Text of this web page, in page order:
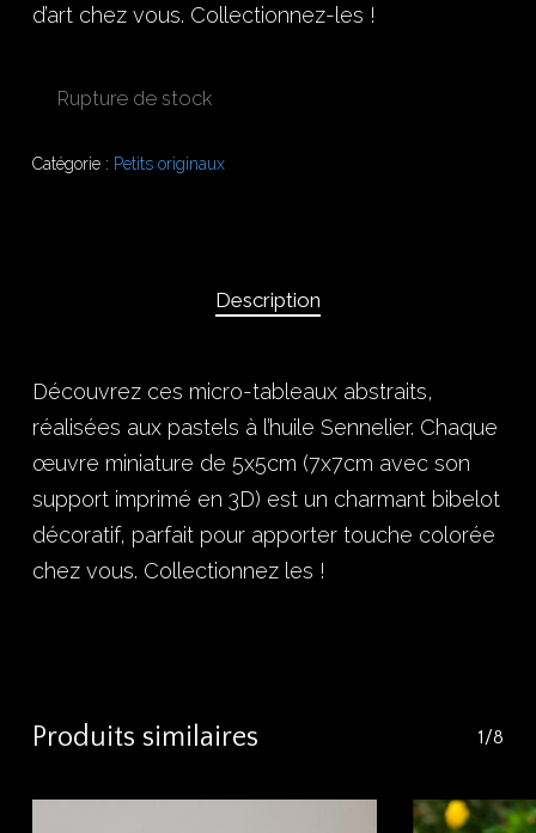
d’art chez vous. Collectionnez-les !
Rupture de stock
Catégorie : Petits originaux
Description
Découvrez ces micro-tableaux abstraits,
réalisées aux pastels à l’huile Sennelier. Chaque
œuvre miniature de 5x5cm (7x7cm avec son
support imprimé en 3D) est un charmant bibelot
décoratif, parfait pour apporter touche colorée
chez vous. Collectionnez les !
Produits similaires 1/8